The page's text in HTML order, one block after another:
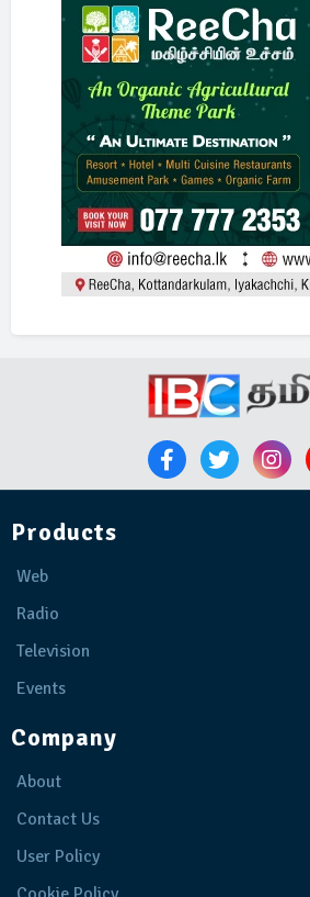
Products
Web
Radio
Television
Events
Company
About
Contact Us
User Policy